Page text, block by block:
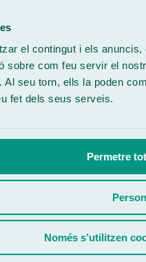
el contingut i els
sobre com feu servir el
Al seu torn, ells la poden
fet dels seus serveis.
Permetre
Només s’utilitzen